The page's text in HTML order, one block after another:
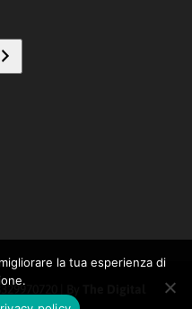
| By
la tua esperienza di